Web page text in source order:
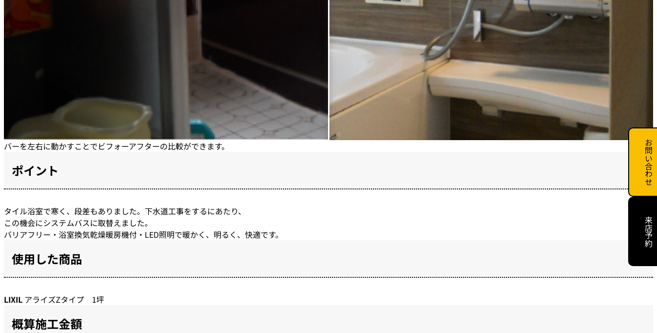
バーを左右に動かすことでビフォーアフターの比較ができます。
ポイント
タイル浴室で寒く、段差もありました。下水道工事をするにあたり、
この機会にシステムバスに取替えました。
バリアフリー・浴室換気乾燥暖房機付・LED照明で暖かく、明るく、快適です。
使用した商品
LIXIL アライズZタイプ 1坪
概算施工金額
お問い合わせ
来店予約